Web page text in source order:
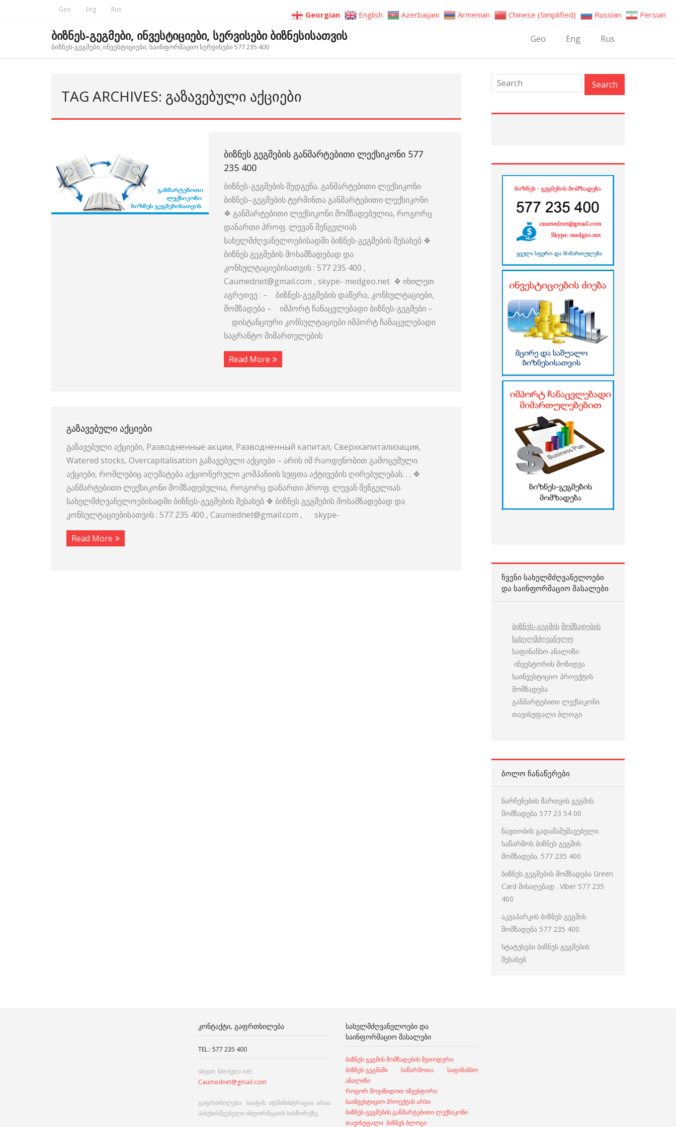
Geo Eng Rus
ბიზნეს-გეგმები, ინვესტიციები, სერვისები ბიზნესისათვის
ბიზნეს-გეგმები, ინვესტიციები, საინფორმაციო სერვისები 577 235 400
Geo Eng Rus
TAG ARCHIVES: ᲒᲐᲖᲐᲕᲔᲑᲣᲚᲘ ᲐᲥᲪᲘᲔᲑᲘ
ᲑᲘᲖᲜᲔᲡ ᲒᲔᲒᲛᲔᲑᲘᲡ ᲒᲐᲜᲛᲐᲠᲢᲔᲑᲘᲗᲘ ᲚᲔᲥᲡᲘᲙᲝᲜᲘ 577
235 400
ბიზნეს-გეგმების შედგენა. განმარტებითი ლექსიკონი
ბიზნეს–გეგმების ტერმინთა განმარტებითი ლექსიკონი
❖ განმარტებითი ლექსიკონი მომზადებულია, როგორც
დანართი პროფ. ლევან შენგელიას
სახელმძღვანელოებისადმი ბიზნეს-გეგმების შესახებ ❖
ბიზნეს გეგმების მოსამზადებად და
კონსულტაციებისათვის : 577 235 400 ,
Caumednet@gmail.com , skype- medgeo.net ❖ იხილეთ
აგრეთვე : – ბიზნეს-გეგმების დაწერა, კონსულტაციები,
მომზადება – იმპორტ ჩანაცვლებადი ბიზნეს-გეგმები –
დისტანციური კონსულტაციები იმპორტ ჩანაცვლებადი
საგრანტო მიმართულების
Read More
ᲒᲐᲖᲐᲕᲔᲑᲣᲚᲘ ᲐᲥᲪᲘᲔᲑᲘ
გაზავებული აქციები, Разводненные акции, Разводненный капитал, Сверхкапитализация,
Watered stocks, Overcapitalisation გაზავებული აქციები – არის იმ რაოდენობით გამოცემული
აქციები, რომლებიც აღემატება აქციონერული კომპანიის სუფთა აქტივების ღირებულებას. . . ❖
განმარტებითი ლექსიკონი მომზადებულია, როგორც დანართი პროფ. ლევან შენგელიას
სახელმძღვანელოებისადმი ბიზნეს-გეგმების შესახებ ❖ ბიზნეს გეგმების მოსამზადებად და
კონსულტაციებისათვის : 577 235 400 , Caumednet@gmail.com , skype-
Read More
ᲩᲕᲔᲜᲘ ᲡᲐᲮᲔᲚᲛᲫᲦᲕᲐᲜᲔᲚᲝᲔᲑᲘ
ᲓᲐ ᲡᲐᲘᲜᲤᲝᲠᲛᲐᲪᲘᲝ ᲛᲐᲡᲐᲚᲔᲑᲘ
ბიზნეს–გეგმის მომზადების
სახელმძღვანელო
საფინანსო ანალიზი
ინვესტორის მოზიდვა
საინვესტიციო პროექტის
მომზადება
განმარტებითი ლექსიკონი
თავისუფალი ბლოგი
ᲑᲝᲚᲝ ᲩᲐᲜᲐᲬᲔᲠᲔᲑᲘ
ნარჩენების მართვის გეგმის
მომზადება 577 23 54 00
ნავთობის გადამამუშავებელი
საწარმოს ბიზნეს გეგმის
მომზადება. 577 235 400
ბიზნეს გეგმების მომზადება Green
Card მისაღებად . Viber 577 235
400
აკვაპარკის ბიზნეს გეგმის
მომზადება 577 235 400
სტატუსები ბიზნეს გეგმების
შესახებ
ᲙᲝᲜᲢᲐᲥᲢᲘ, ᲒᲐᲤᲠᲗᲮᲘᲚᲔᲑᲐ
TEL.: 577 235 400
skype: Medgeo.net
Caumednet@gmail.com
გაფრთხილება: საიტის ადმინისტრაცია არაა
პასუხისმგებელი ინფორმაციის სისწორეზე.
ᲡᲐᲮᲔᲚᲛᲫᲦᲕᲐᲜᲔᲚᲝᲔᲑᲘ ᲓᲐ
ᲡᲐᲘᲜᲤᲝᲠᲛᲐᲪᲘᲝ ᲛᲐᲡᲐᲚᲔᲑᲘ
ბიზნეს-გეგმის მომზადების მეთოდური
ბიზნეს-გეგმაში საწარმოთა საფინანსო
ანალიზი
როგორ მოვიზიდოთ ინვესტორი
საინვესტიციო პროექტის არსი
ბიზნეს-გეგმების განმარტებითი ლექსიკონი
თავისუფალი ბიზნეს ბლოგი
Georgian English Azerbaijani Armenian Chinese (Simplified) Russian Persian